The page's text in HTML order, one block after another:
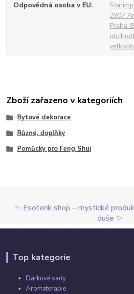
Odpovědná osoba v EU
2907
Praha
Zboží zařazeno v kategoriích
Bytové dekorace
Různé, doplňky
Pomůcky pro Feng Shui
✨ Esoterik shop – mystické
duše ✨
Top kategorie
Dárkové sady
Aromaterapie